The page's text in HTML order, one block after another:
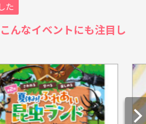
た
んなイベントにも注目し